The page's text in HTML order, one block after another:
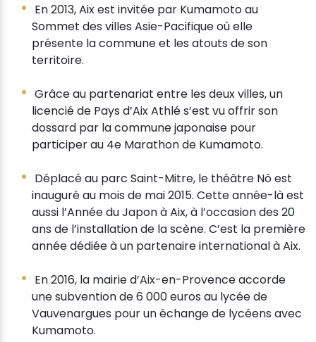
En 2013, Aix est invitée par Kumamoto au
Sommet des villes Asie-Pacifique où elle
présente la commune et les atouts de son
territoire.
Grâce au partenariat entre les deux villes, un
licencié de Pays d’Aix Athlé s’est vu offrir son
dossard par la commune japonaise pour
participer au 4e Marathon de Kumamoto.
Déplacé au parc Saint-Mitre, le théâtre Nô est
inauguré au mois de mai 2015. Cette année-là est
aussi l’Année du Japon à Aix, à l’occasion des 20
ans de l’installation de la scène. C’est la première
année dédiée à un partenaire international à Aix.
En 2016, la mairie d’Aix-en-Provence accorde
une subvention de 6 000 euros au lycée de
Vauvenargues pour un échange de lycéens avec
Kumamoto.